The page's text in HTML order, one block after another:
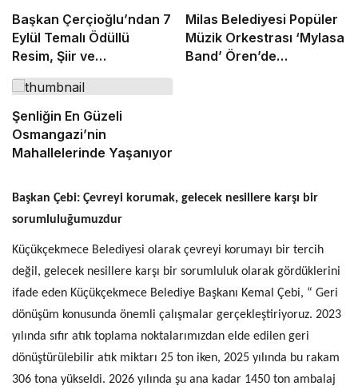
Başkan Çerçioğlu’ndan 7
Eylül Temalı Ödüllü
Resim, Şiir ve
Kompozisyon Yarışması
Milas Belediyesi Popüler
Müzik Orkestrası ‘Mylasa
Band’ Ören’de
Şenliğin En Güzeli
Osmangazi’nin
Mahallelerinde Yaşanıyor
Başkan Çebi: Çevreyi korumak, gelecek nesillere karşı bir
sorumluluğumuzdur
Küçükçekmece Belediyesi olarak çevreyi korumayı bir tercih
değil, gelecek nesillere karşı bir sorumluluk olarak gördüklerini
ifade eden Küçükçekmece Belediye Başkanı Kemal Çebi, “ Geri
dönüşüm konusunda önemli çalışmalar gerçekleştiriyoruz. 2023
yılında sıfır atık toplama noktalarımızdan elde edilen geri
dönüştürülebilir atık miktarı 25 ton iken, 2025 yılında bu rakam
306 tona yükseldi. 2026 yılında şu ana kadar 1450 ton ambalaj